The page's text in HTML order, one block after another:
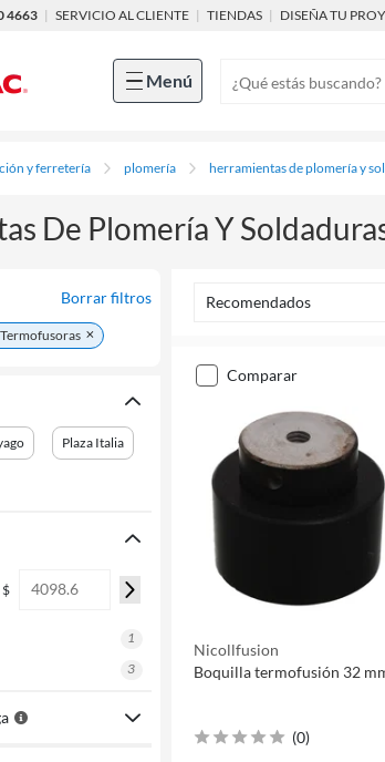
4663 | SERVICIO AL CLIENTE | TIENDAS | DISEÑA TU
Menú
y ferretería plomería herramientas de plomería y
De Plomería Y
Borrar filtros
Plaza Italia
$
1
3
Recomendados
comparar
Nicollfusion
Boquilla termofusión 32
(0)